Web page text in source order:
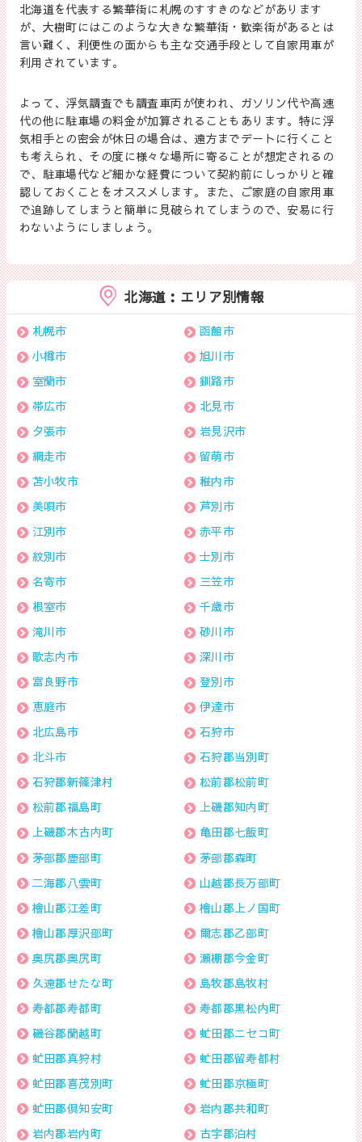
北海道を代表する繁華街に札幌のすすきのなどがあります
が、大樹町にはこのような大きな繁華街・歓楽街があるとは
言い難く、利便性の面からも主な交通手段として自家用車が
利用されています。
よって、浮気調査でも調査車両が使われ、ガソリン代や高速
代の他に駐車場の料金が加算されることもあります。特に浮
気相手との密会が休日の場合は、遠方までデートに行くこと
も考えられ、その度に様々な場所に寄ることが想定されるの
で、駐車場代など細かな経費について契約前にしっかりと確
認しておくことをオススメします。また、ご家庭の自家用車
で追跡してしまうと簡単に見破られてしまうので、安易に行
わないようにしましょう。
北海道：エリア別情報
札幌市
函館市
小樽市
旭川市
室蘭市
釧路市
帯広市
北見市
夕張市
岩見沢市
網走市
留萌市
苫小牧市
稚内市
美唄市
芦別市
江別市
赤平市
紋別市
士別市
名寄市
三笠市
根室市
千歳市
滝川市
砂川市
歌志内市
深川市
富良野市
登別市
恵庭市
伊達市
北広島市
石狩市
北斗市
石狩郡当別町
石狩郡新篠津村
松前郡松前町
松前郡福島町
上磯郡知内町
上磯郡木古内町
亀田郡七飯町
茅部郡鹿部町
茅部郡森町
二海郡八雲町
山越郡長万部町
檜山郡江差町
檜山郡上ノ国町
檜山郡厚沢部町
爾志郡乙部町
奥尻郡奥尻町
瀬棚郡今金町
久遠郡せたな町
島牧郡島牧村
寿都郡寿都町
寿都郡黒松内町
磯谷郡蘭越町
虻田郡ニセコ町
虻田郡真狩村
虻田郡留寿都村
虻田郡喜茂別町
虻田郡京極町
虻田郡倶知安町
岩内郡共和町
岩内郡岩内町
古宇郡泊村